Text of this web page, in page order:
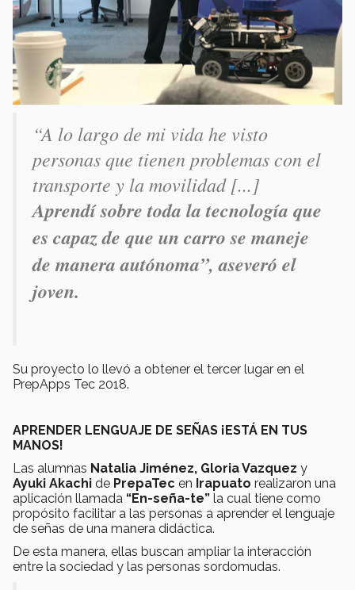
“A lo largo de mi vida he visto
personas que tienen problemas con el
transporte y la movilidad [...]
Aprendí sobre toda la tecnología que
es capaz de que un carro se maneje
de manera autónoma”, aseveró el
joven.
Su proyecto lo llevó a obtener el tercer lugar en el
PrepApps Tec 2018.
APRENDER LENGUAJE DE SEÑAS ¡ESTÁ EN TUS
MANOS!
Las alumnas Natalia Jiménez, Gloria Vazquez y
Ayuki Akachi de PrepaTec en Irapuato realizaron una
aplicación llamada “En-seña-te” la cual tiene como
propósito facilitar a las personas a aprender el lenguaje
de señas de una manera didáctica.
De esta manera, ellas buscan ampliar la interacción
entre la sociedad y las personas sordomudas.